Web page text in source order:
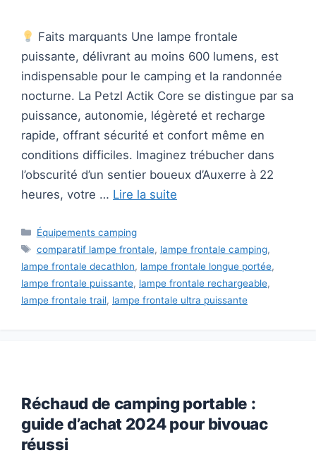
Faits marquants Une lampe frontale
puissante, délivrant au moins 600 lumens, est
indispensable pour le camping et la randonnée
nocturne. La Petzl Actik Core se distingue par sa
puissance, autonomie, légèreté et recharge
rapide, offrant sécurité et confort même en
conditions difficiles. Imaginez trébucher dans
l’obscurité d’un sentier boueux d’Auxerre à 22
heures, votre … Lire la suite
Catégories
Équipements camping
Étiquettes
comparatif lampe frontale, lampe frontale camping,
lampe frontale decathlon, lampe frontale longue portée,
lampe frontale puissante, lampe frontale rechargeable,
lampe frontale trail, lampe frontale ultra puissante
Réchaud de camping portable :
guide d’achat 2024 pour bivouac
réussi